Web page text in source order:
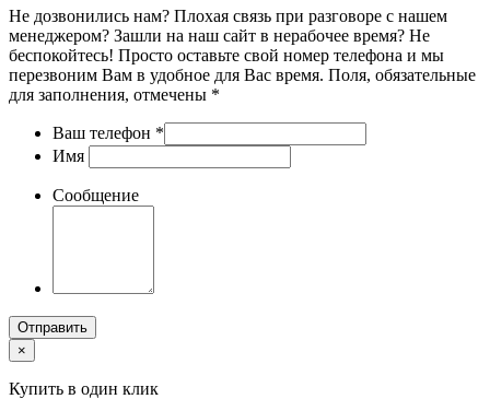
Не дозвонились нам? Плохая связь при разговоре с нашем
менеджером? Зашли на наш сайт в нерабочее время? Не
беспокойтесь! Просто оставьте свой номер телефона и мы
перезвоним Вам в удобное для Вас время. Поля, обязательные
для заполнения, отмечены *
Ваш телефон *
Имя
Сообщение
Отправить
×
Купить в один клик